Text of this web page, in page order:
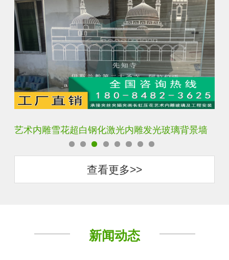
艺术内雕雪花超白钢化激光内雕发光玻璃背景墙
查看更多>>
新闻动态